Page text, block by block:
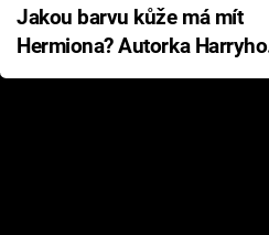
Jakou barvu kůže má mít
Hermiona? Autorka Harryho
Pottera přišla s ráznou